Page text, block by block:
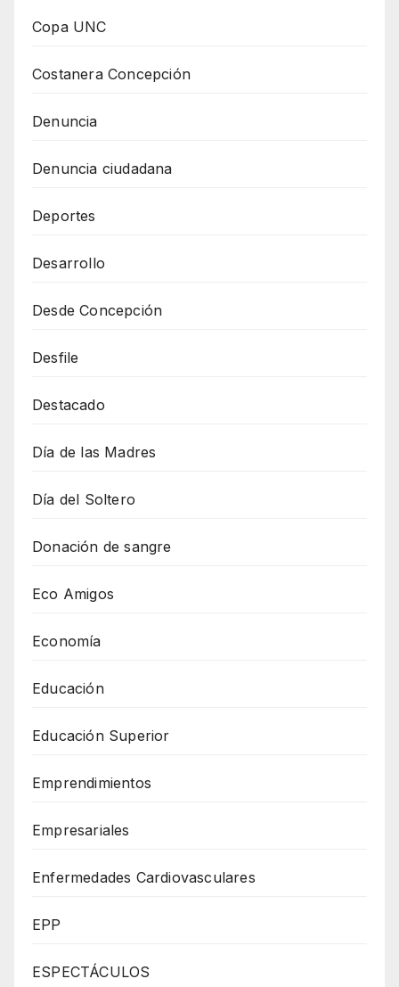
Copa UNC
Costanera Concepción
Denuncia
Denuncia ciudadana
Deportes
Desarrollo
Desde Concepción
Desfile
Destacado
Día de las Madres
Día del Soltero
Donación de sangre
Eco Amigos
Economía
Educación
Educación Superior
Emprendimientos
Empresariales
Enfermedades Cardiovasculares
EPP
ESPECTÁCULOS